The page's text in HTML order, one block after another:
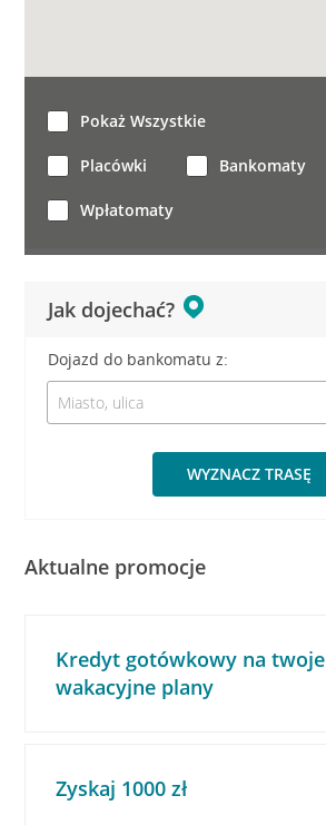
Jak dojechać?
Dojazd do bankomatu z:
WYZNACZ TRASĘ
Pokaż Wszystkie
Placówki Bankomaty
Wpłatomaty
Aktualne promocje
Kredyt gotówkowy na twoje
wakacyjne plany
Zyskaj 1000 zł